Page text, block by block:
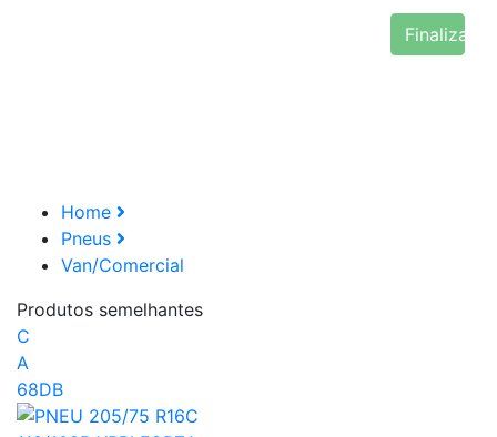
Finalizar
Home
Pneus
Van/Comercial
Produtos semelhantes
C
A
68DB